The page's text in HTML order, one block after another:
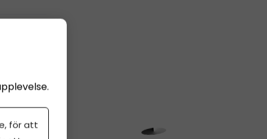
för att